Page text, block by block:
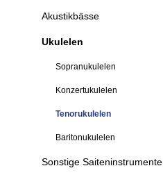
Akustikbässe
Ukulelen
Sopranukulelen
Konzertukulelen
Tenorukulelen
Baritonukulelen
Sonstige Saiteninstrumente